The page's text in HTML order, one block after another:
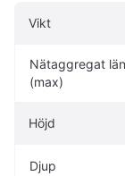
Vikt
Nätaggregat
(max)
Höjd
Djup